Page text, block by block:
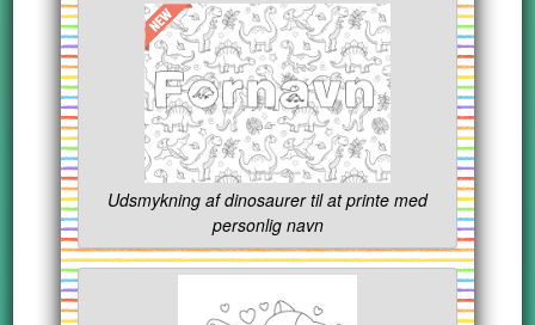
Udsmykning af dinosaurer til at printe med
personlig navn